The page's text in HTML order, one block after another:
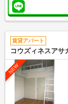
賃貸アパート
コウズィネスアサ
NEW